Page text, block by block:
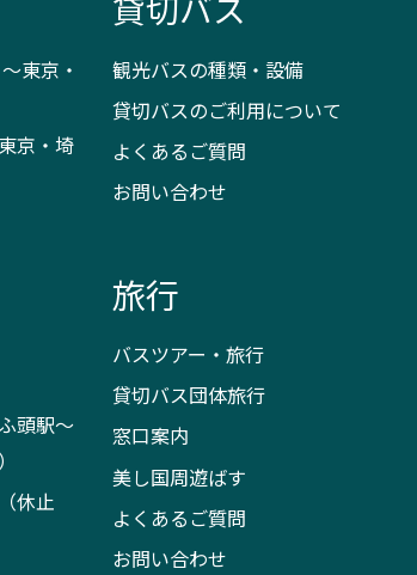
東京・
京・埼
頭駅～
休止
観光バスの種類・設備
貸切バスのご利用について
よくあるご質問
お問い合わせ
旅行
バスツアー・旅行
貸切バス団体旅行
窓口案内
美し国周遊ばす
よくあるご質問
お問い合わせ